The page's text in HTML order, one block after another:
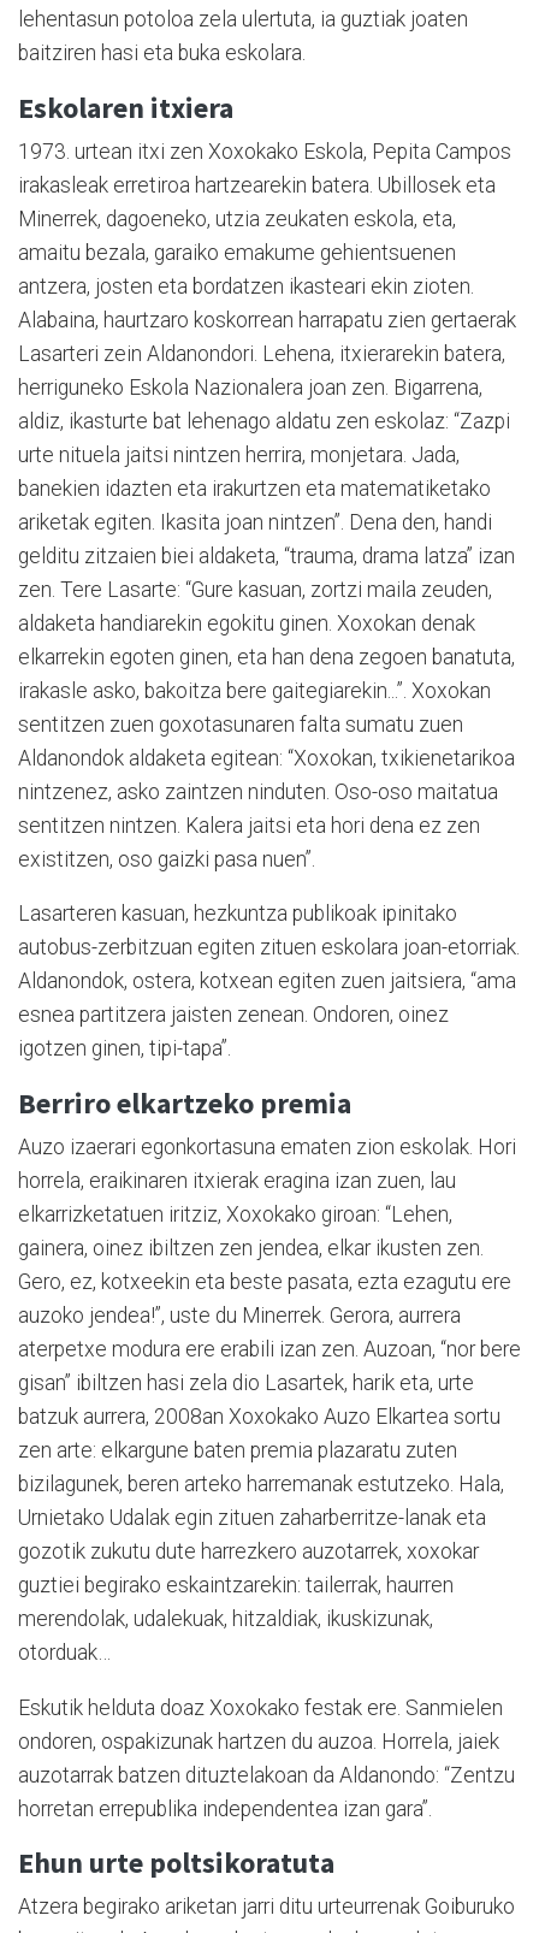
lehentasun potoloa zela ulertuta, ia guztiak joaten
baitziren hasi eta buka eskolara.
Eskolaren itxiera
1973. urtean itxi zen Xoxokako Eskola, Pepita Campos
irakasleak erretiroa hartzearekin batera. Ubillosek eta
Minerrek, dagoeneko, utzia zeukaten eskola, eta,
amaitu bezala, garaiko emakume gehientsuenen
antzera, josten eta bordatzen ikasteari ekin zioten.
Alabaina, haurtzaro koskorrean harrapatu zien gertaerak
Lasarteri zein Aldanondori. Lehena, itxierarekin batera,
herriguneko Eskola Nazionalera joan zen. Bigarrena,
aldiz, ikasturte bat lehenago aldatu zen eskolaz: “Zazpi
urte nituela jaitsi nintzen herrira, monjetara. Jada,
banekien idazten eta irakurtzen eta matematiketako
ariketak egiten. Ikasita joan nintzen”. Dena den, handi
gelditu zitzaien biei aldaketa, “trauma, drama latza” izan
zen. Tere Lasarte: “Gure kasuan, zortzi maila zeuden,
aldaketa handiarekin egokitu ginen. Xoxokan denak
elkarrekin egoten ginen, eta han dena zegoen banatuta,
irakasle asko, bakoitza bere gaitegiarekin...”. Xoxokan
sentitzen zuen goxotasunaren falta sumatu zuen
Aldanondok aldaketa egitean: “Xoxokan, txikienetarikoa
nintzenez, asko zaintzen ninduten. Oso-oso maitatua
sentitzen nintzen. Kalera jaitsi eta hori dena ez zen
existitzen, oso gaizki pasa nuen”.
Lasarteren kasuan, hezkuntza publikoak ipinitako
autobus-zerbitzuan egiten zituen eskolara joan-etorriak.
Aldanondok, ostera, kotxean egiten zuen jaitsiera, “ama
esnea partitzera jaisten zenean. Ondoren, oinez
igotzen ginen, tipi-tapa”.
Berriro elkartzeko premia
Auzo izaerari egonkortasuna ematen zion eskolak. Hori
horrela, eraikinaren itxierak eragina izan zuen, lau
elkarrizketatuen iritziz, Xoxokako giroan: “Lehen,
gainera, oinez ibiltzen zen jendea, elkar ikusten zen.
Gero, ez, kotxeekin eta beste pasata, ezta ezagutu ere
auzoko jendea!”, uste du Minerrek. Gerora, aurrera
aterpetxe modura ere erabili izan zen. Auzoan, “nor bere
gisan” ibiltzen hasi zela dio Lasartek, harik eta, urte
batzuk aurrera, 2008an Xoxokako Auzo Elkartea sortu
zen arte: elkargune baten premia plazaratu zuten
bizilagunek, beren arteko harremanak estutzeko. Hala,
Urnietako Udalak egin zituen zaharberritze-lanak eta
gozotik zukutu dute harrezkero auzotarrek, xoxokar
guztiei begirako eskaintzarekin: tailerrak, haurren
merendolak, udalekuak, hitzaldiak, ikuskizunak,
otorduak…
Eskutik helduta doaz Xoxokako festak ere. Sanmielen
ondoren, ospakizunak hartzen du auzoa. Horrela, jaiek
auzotarrak batzen dituztelakoan da Aldanondo: “Zentzu
horretan errepublika independentea izan gara”.
Ehun urte poltsikoratuta
Atzera begirako ariketan jarri ditu urteurrenak Goiburuko